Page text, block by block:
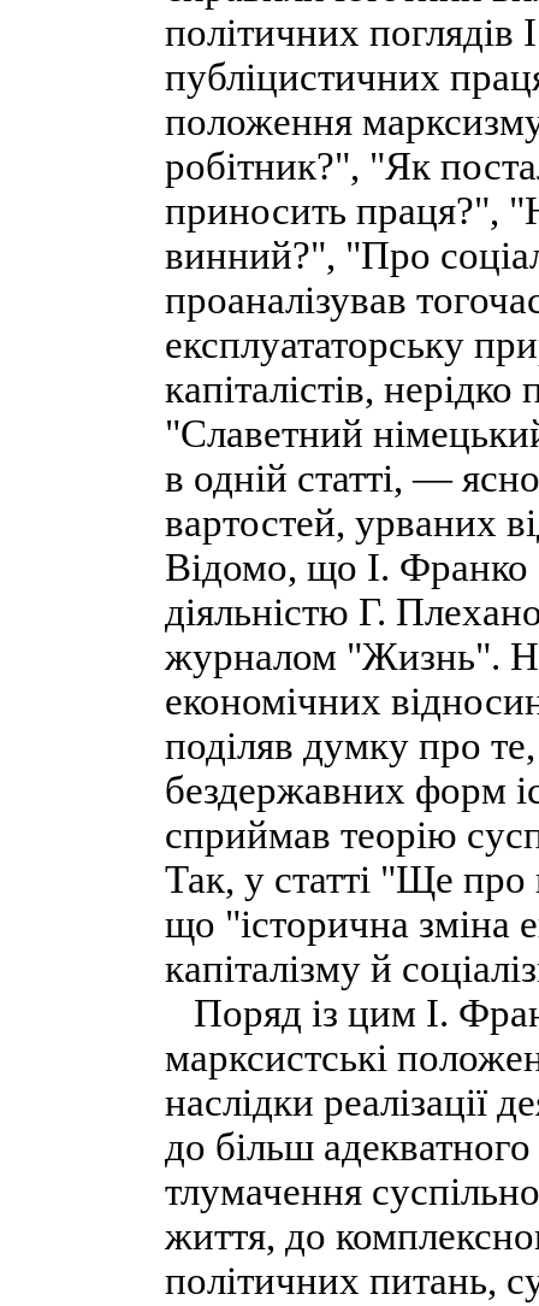
політичних поглядів
публіцистичних
положення
робітник?", "Як
приносить праця?",
винний?", "Про
проаналізував
експлуататорську
капіталістів,
"Славетний
в одній статті, —
вартостей, урваних
Відомо, що І. Франко
діяльністю Г.
журналом "Жизнь".
економічних
поділяв думку про
бездержавних форм
сприймав теорію
Так, у статті "Ще
що "історична зміна
капіталізму й
Поряд із цим І.
марксистські
наслідки реалізації
до більш
тлумачення
життя, до
політичних питань,